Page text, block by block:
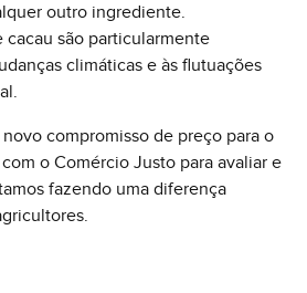
outro ingrediente.
cacau são particularmente
climáticas e às flutuações
compromisso de preço para o
o Comércio Justo para avaliar e
fazendo uma diferença